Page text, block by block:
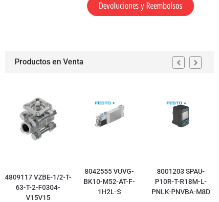
Devoluciones y Reembolsos
Productos en Venta
4809117 VZBE-1/2-T-
63-T-2-F0304-
V15V15
8042555 VUVG-
BK10-M52-AT-F-
1H2L-S
8001203 SPAU-
P10R-T-R18M-L-
PNLK-PNVBA-M8D